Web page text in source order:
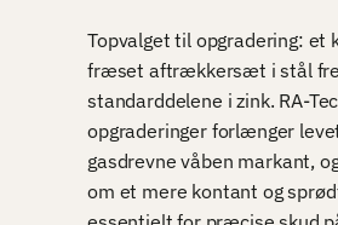
Topvalget til opgradering: et
fræset aftrækkersæt i stål
standarddelene i zink. RA-
opgraderinger forlænger
gasdrevne våben markant,
om et mere kontant og